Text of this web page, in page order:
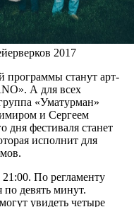
2017
программы станут арт-
А для всех
«Уматурман»
и Сергеем
дня фестиваля станет
исполнит для
По регламенту
по девять минут.
увидеть четыре